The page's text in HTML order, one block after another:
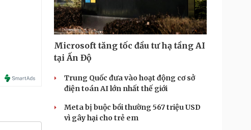
Microsoft tăng tốc đầu tư hạ tầng AI
tại Ấn Độ
Trung Quốc đưa vào hoạt động cơ sở
điện toán AI lớn nhất thế giới
Meta bị buộc bồi thường 567 triệu USD
vì gây hại cho trẻ em